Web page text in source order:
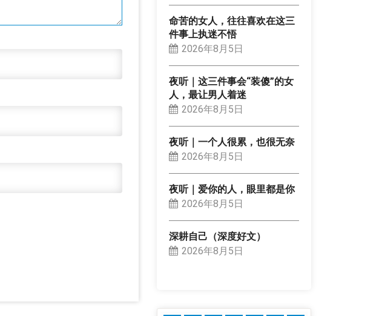
命苦的女人，往往喜欢在这三
件事上执迷不悟
2026年8月5日
夜听｜这三件事会“装傻”的女
人，最让男人着迷
2026年8月5日
夜听｜一个人很累，也很无奈
2026年8月5日
夜听｜爱你的人，眼里都是你
2026年8月5日
深耕自己（深度好文）
2026年8月5日